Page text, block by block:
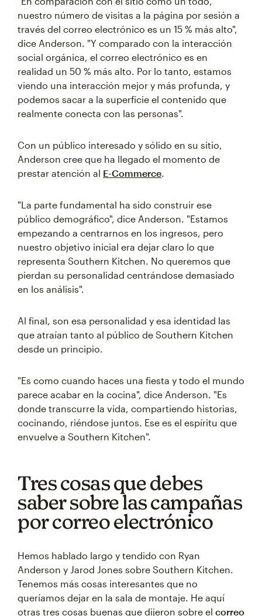
nuestro número de visitas a la página por sesión a
través del correo electrónico es un 15 % más alto",
dice Anderson. "Y comparado con la interacción
social orgánica, el correo electrónico es en
realidad un 50 % más alto. Por lo tanto, estamos
viendo una interacción mejor y más profunda, y
podemos sacar a la superficie el contenido que
realmente conecta con las personas".
Con un público interesado y sólido en su sitio,
Anderson cree que ha llegado el momento de
prestar atención al E-Commerce
"La parte fundamental ha sido construir ese
público demográfico", dice Anderson. "Estamos
empezando a centrarnos en los ingresos, pero
nuestro objetivo inicial era dejar claro lo que
representa Southern Kitchen. No queremos que
pierdan su personalidad centrándose demasiado
en los análisis".
Al final, son esa personalidad y esa identidad las
que atraían tanto al público de Southern Kitchen
desde un principio.
"Es como cuando haces una fiesta y todo el mundo
parece acabar en la cocina", dice Anderson. "Es
donde transcurre la vida, compartiendo historias,
cocinando, riéndose juntos. Ese es el espíritu que
envuelve a Southern Kitchen".
Tres cosas que debes
saber sobre las campañas
por correo electrónico
Hemos hablado largo y tendido con Ryan
Anderson y Jarod Jones sobre Southern Kitchen.
Tenemos más cosas interesantes que no
queríamos dejar en la sala de montaje. He aquí
otras tres cosas buenas que dijeron sobre el correo